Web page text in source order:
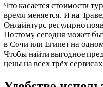
Что касается стоимости
время меняется. И на
Онлайнтурс регулярно
Поэтому сегодня может
в Сочи или Египет на
Чтобы найти выгодное
цены на всех трёх